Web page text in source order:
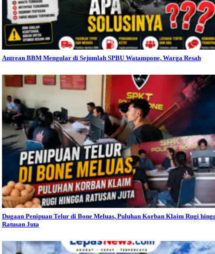
Antrean BBM Mengular di Sejumlah SPBU Watampone, Warga Resah
Dugaan Penipuan Telur di Bone Meluas, Puluhan Korban Klaim Rugi
Ratusan Juta